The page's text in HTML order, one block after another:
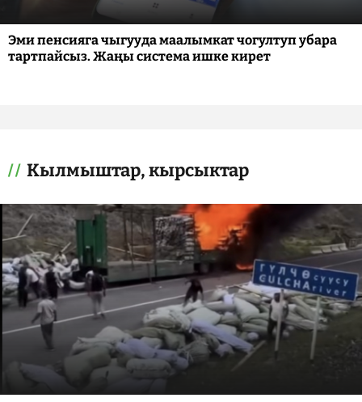
Эми пенсияга чыгууда маалымкат чогултуп убара
тартпайсыз. Жаңы система ишке кирет
Кылмыштар, кырсыктар